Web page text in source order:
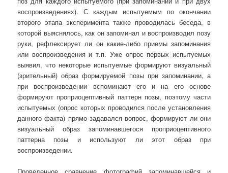
воспроизведениях). С каждым испытуемым по окончании
второго этапа эксперимента также проводилась беседа, в
которой выяснялось, как он запоминал и воспроизводил позу
руки, рефлексирует ли он какие-либо приемы запоминания
или воспроизведения и т.п. Уже опрос первых испытуемых
выявил, что некоторые испытуемые формируют визуальный
(зрительный) образ формируемой позы при запоминании, а
при воспроизведении вспоминают его и на его основе
формируют проприоцептивный паттерн позы, поэтому части
испытуемых (опрос которых проводился после установления
данного факта) прямо задавался вопрос, формируют ли они
визуальный образ запоминавшегося проприоцептивного
паттерна позы и используют ли этот образ при
воспроизведении.